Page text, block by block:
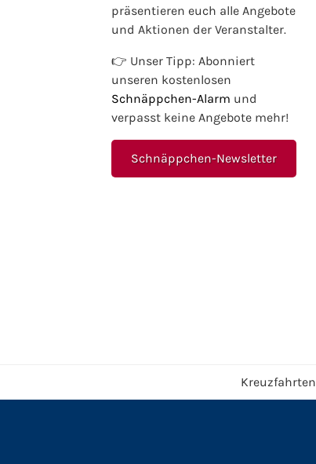
präsentieren euch alle Angebote
und Aktionen der Veranstalter.
👉 Unser Tipp: Abonniert
unseren kostenlosen
Schnäppchen-Alarm und
verpasst keine Angebote mehr!
Schnäppchen-Newsletter
Kreuzfahrten